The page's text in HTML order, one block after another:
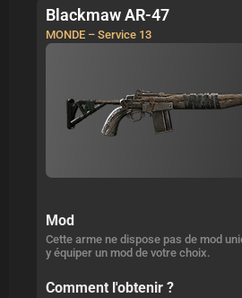
Blackmaw AR-47
MONDE – Service 13
Mod
Cette arme ne dispose pas de mod
y équiper un mod de votre choix.
Comment l'obtenir ?